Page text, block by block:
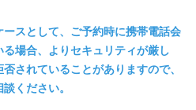
スとして、ご予約時に携帯電話会
場合、よりセキュリティが厳し
されていることがありますので、
ください。